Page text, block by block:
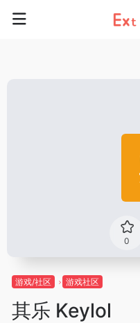
0
游戏/社区 游戏社区
其乐 Keylol